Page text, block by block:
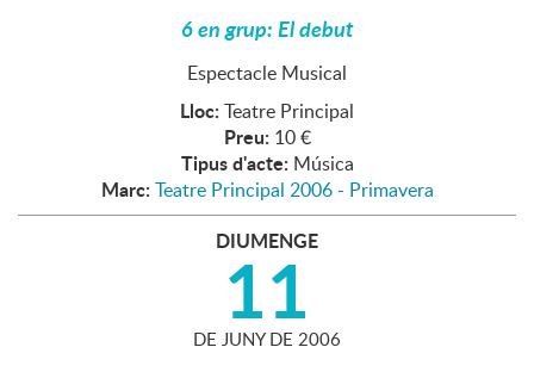
6 en grup: El debut
Espectacle Musical
Lloc: Teatre Principal
Preu: 10 €
Tipus d'acte: Música
Marc: Teatre Principal 2006 - Primavera
DIUMENGE
11
DE JUNY DE 2006